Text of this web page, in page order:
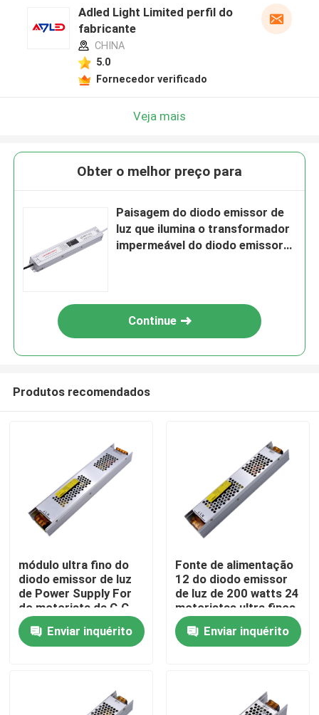
Casa
Adled Light Limited perfil do
fabricante
CHINA
5.0
Fornecedor verificado
Veja mais
Obter o melhor preço para
Paisagem do diodo emissor de
luz que ilumina o transformador
impermeável do diodo emissor
Continue
Produtos recomendados
módulo ultra fino do
diodo emissor de luz
de Power Supply For
do motorista da C.C.
12V 24V da fonte de
alimentação da tira do
diodo emissor de luz
Enviar inquérito
Fonte de alimentação
12 do diodo emissor
de luz de 200 watts 24
motoristas ultra finos
do transformador da
tensão do volt IP20
baixos
Enviar inquérito